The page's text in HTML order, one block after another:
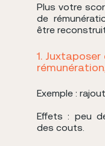
Plus votre
de
être
1.
Exemple :
Effets : peu
des couts.